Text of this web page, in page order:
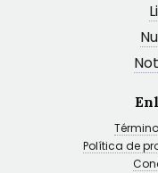
Política de